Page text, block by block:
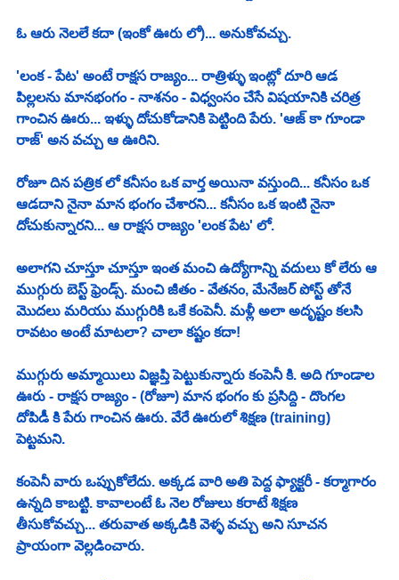
ఓ ఆరు నెలలే కదా (ఇంకో ఊరు లో)... అనుకోవచ్చు.
'లంక - పేట' అంటే రాక్షస రాజ్యం... రాత్రిళ్ళు ఇంట్లో దూరి ఆడ
పిల్లలను మానభంగం - నాశనం - విధ్వంసం చేసే విషయానికి చరిత్ర
గాంచిన ఊరు... ఇళ్ళు దోచుకోడానికి పెట్టింది పేరు. 'ఆజ్ కా గూండా
రాజ్' అన వచ్చు ఆ ఊరిని.
రోజూ దిన పత్రిక లో కనీసం ఒక వార్త అయినా వస్తుంది... కనీసం ఒక
ఆడదాని నైనా మాన భంగం చేశారని... కనీసం ఒక ఇంటి నైనా
దోచుకున్నారని... ఆ రాక్షస రాజ్యం 'లంక పేట' లో.
అలాగని చూస్తూ చూస్తూ ఇంత మంచి ఉద్యోగాన్ని వదులు కో లేరు ఆ
ముగ్గురు బెస్ట్ ఫ్రెండ్స్. మంచి జీతం - వేతనం, మేనేజర్ పోస్ట్ తోనే
మొదలు మరియు ముగ్గురికి ఒకే కంపెనీ. మళ్లీ అలా అదృష్టం కలసి
రావటం అంటే మాటలా? చాలా కష్టం కదా!
ముగ్గురు అమ్మాయిలు విజ్ఞప్తి పెట్టుకున్నారు కంపెనీ కి. అది గూండాల
ఊరు - రాక్షస రాజ్యం - (రోజూ) మాన భంగం కు ప్రసిద్ది - దొంగల
దోపిడీ కి పేరు గాంచిన ఊరు. వేరే ఊరులో శిక్షణ (training)
పెట్టమని.
కంపెనీ వారు ఒప్పుకోలేదు. అక్కడ వారి అతి పెద్ద ఫ్యాక్టరీ - కర్మాగారం
ఉన్నది కాబట్టి. కావాలంటే ఓ నెల రోజులు కరాటే శిక్షణ
తీసుకోవచ్చు... తరువాత అక్కడికి వెళ్ళ వచ్చు అని సూచన
ప్రాయంగా వెల్లడించారు.